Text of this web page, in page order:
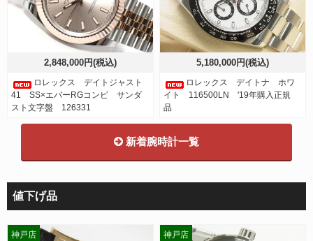
2,848,000円(税込)
ロレックス デイトジャスト
41 SS×エバーRGコンビ サンダ
スト文字盤 126331
5,180,000円(税込)
ロレックス デイトナ ホワ
イト 116500LN '19年購入正規
品
新着腕時計一覧
値下げ品
神戸店 神戸店